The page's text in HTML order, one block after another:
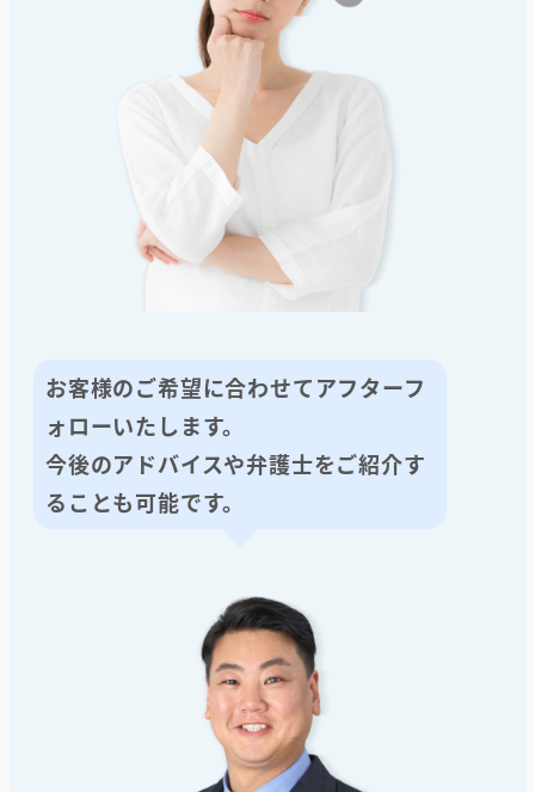
お客様のご希望に合わせてアフターフ
ォローいたします。
今後のアドバイスや弁護士をご紹介す
ることも可能です。